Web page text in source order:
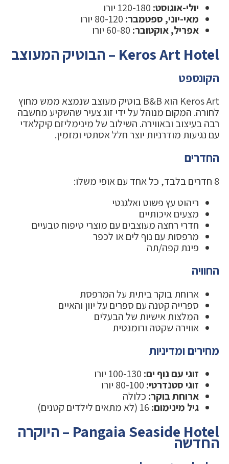
יולי-אוגוסט:
מאי-יוני, ספטמבר:
אפריל, אוקטובר:
Keros Art Hotel – הבוטיק המעוצב
הקונספט
Keros Art הוא B&B בוטיק מעוצב שנמצא ממש מחוץ
לחורה. המקום מנוהל על ידי זוג צעיר שהשקיע מחשבה
רבה בעיצוב ובאווירה. השילוב של מינימליזם קיקלאדי
עם נגיעות מודרניות יוצר חלל אסתטי ומזמין.
החדרים
8 חדרים בלבד, כל אחד עם אופי משלו:
ריהוט עץ פשוט ואלגנטי
מצעים איכותיים
חדרי רחצה מעוצבים עם מוצרי טיפוח טבעיים
מרפסות עם נוף לים או לכפר
פינת קפה/תה
החוויה
ארוחת בוקר ביתית על המרפסת
ספרייה קטנה עם ספרים על יוון והאיים
המלצות אישיות של הבעלים
אווירה שקטה ורומנטית
מחירים ומדיניות
זוגי עם נוף ים:
זוגי סטנדרטי:
ארוחת בוקר: כלולה
גיל מינימום:
Pangaia Seaside Hotel – היוקרה
החדשה